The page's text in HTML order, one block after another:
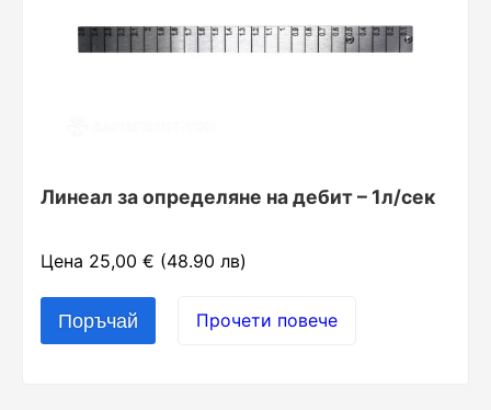
Линеал за определяне на дебит – 1л/сек
Цена 25,00 € (48.90 лв)
Прочети повече